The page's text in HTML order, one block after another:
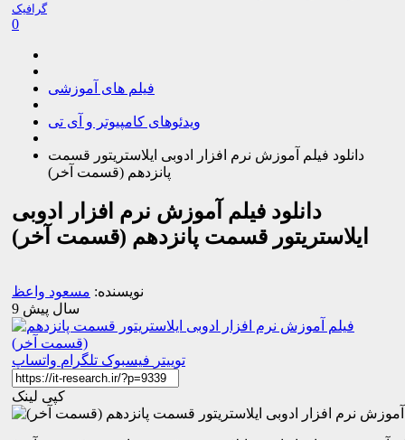
گرافیک
0
فیلم های آموزشی
ویدئوهای کامپیوتر و آی تی
دانلود فیلم آموزش نرم افزار ادوبی ایلاستریتور قسمت
پانزدهم (قسمت آخر)
دانلود فیلم آموزش نرم افزار ادوبی
ایلاستریتور قسمت پانزدهم (قسمت آخر)
نویسنده: مسعود واعظ
9 سال پیش
توییتر فیسبوک تلگرام واتساپ
کپی لینک